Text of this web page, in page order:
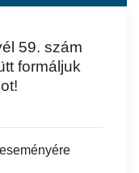
59. szám
formáljuk